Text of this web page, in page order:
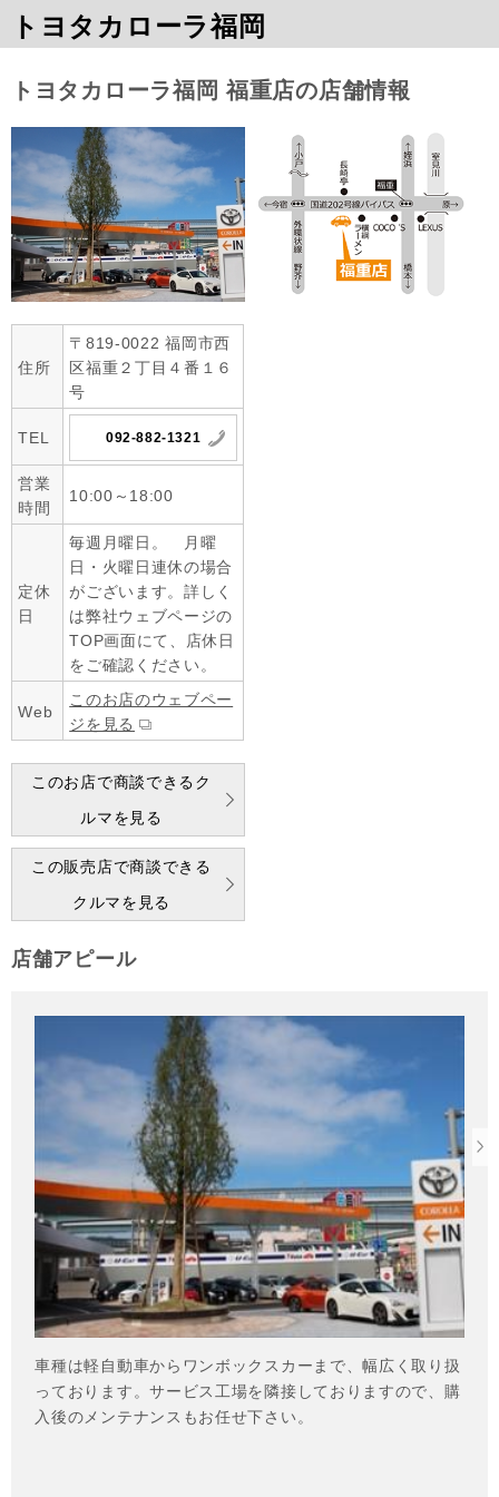
トヨタカローラ福岡
トヨタカローラ福岡 福重店の店舗情報
住所
〒819-0022 福岡市西
区福重２丁目４番１６
号
TEL 092-882-1321
営業
時間
10:00～18:00
定休
日
毎週月曜日。 月曜
日・火曜日連休の場合
がございます。詳しく
は弊社ウェブページの
TOP画面にて、店休日
をご確認ください。
Web
このお店のウェブペー
ジを見る
このお店で商談できるク
ルマを見る
この販売店で商談できる
クルマを見る
店舗アピール